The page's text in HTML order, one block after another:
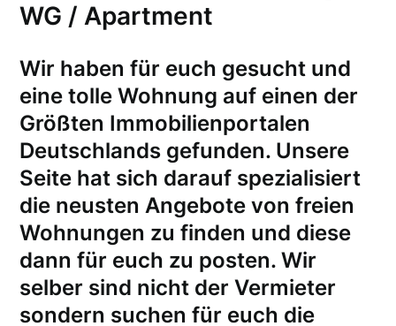
WG / Apartment
Wir haben für euch gesucht und
eine tolle Wohnung auf einen der
Größten Immobilienportalen
Deutschlands gefunden. Unsere
Seite hat sich darauf spezialisiert
die neusten Angebote von freien
Wohnungen zu finden und diese
dann für euch zu posten. Wir
selber sind nicht der Vermieter
sondern suchen für euch die